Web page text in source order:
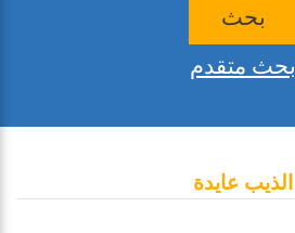
بحث
بحث متقدم
الذيب عايدة